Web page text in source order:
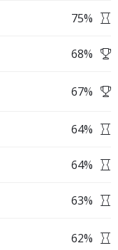
75%
68%
67%
64%
64%
63%
62%